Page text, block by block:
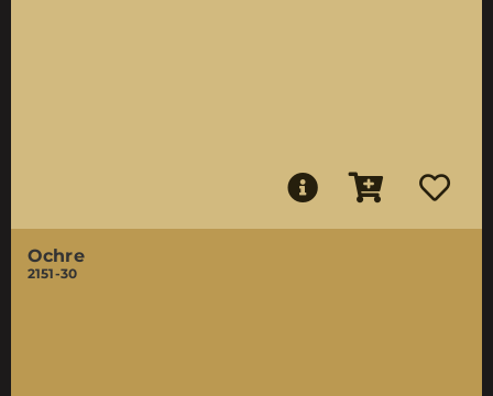
Ochre
2151-30